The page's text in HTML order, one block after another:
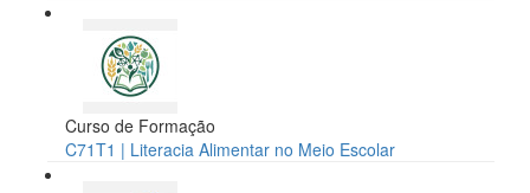
Curso de Formação
C71T1 | Literacia Alimentar no Meio Escolar